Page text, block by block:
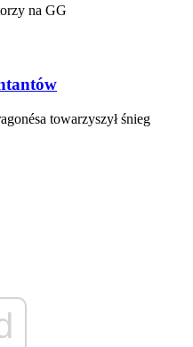
na GG
towarzyszył śnieg